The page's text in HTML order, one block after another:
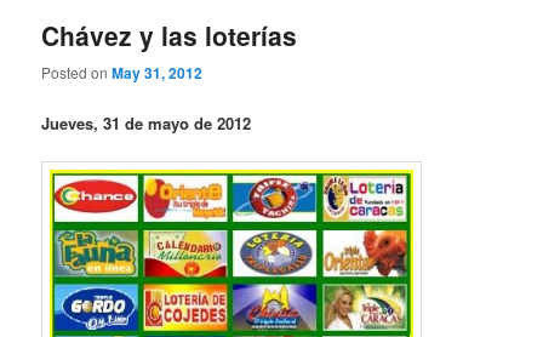
Chávez y las loterías
Posted onMay 31, 2012
Jueves, 31 de mayo de 2012